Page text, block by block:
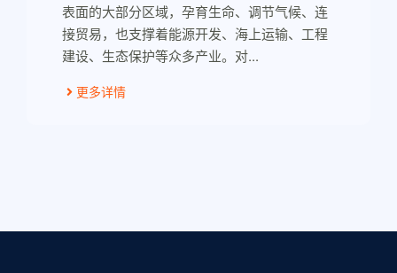
表面的大部分区域，孕育生命、调节气候、连
接贸易，也支撑着能源开发、海上运输、工程
建设、生态保护等众多产业。对...
更多详情